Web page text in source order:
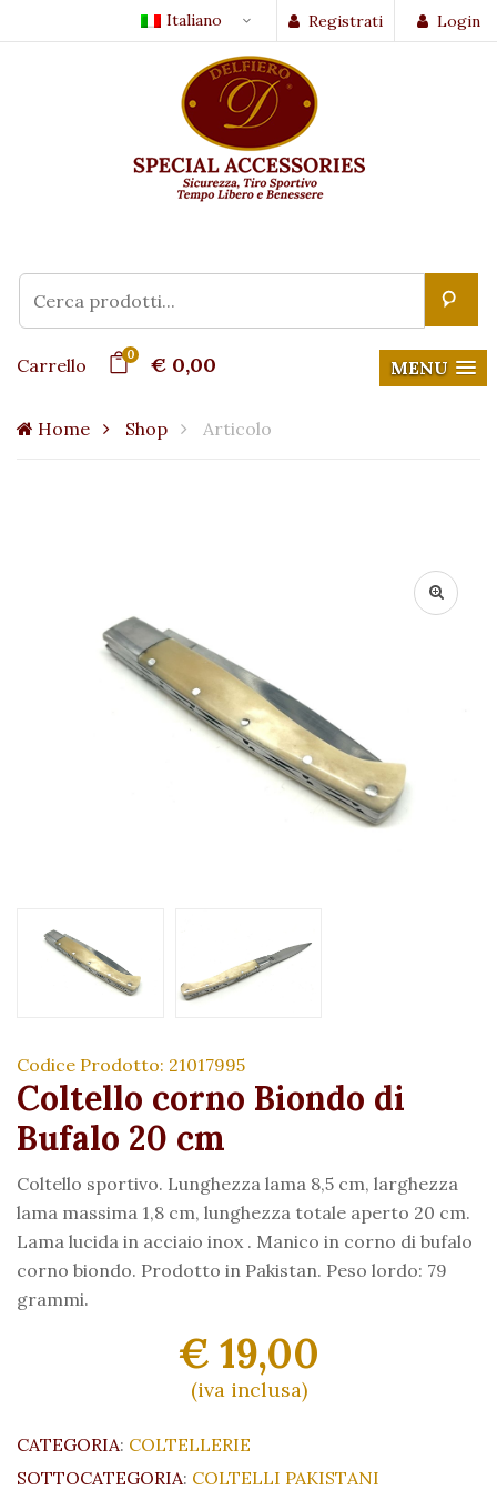
Login
Registrati
Italiano
Carrello 0 € 0,00 MENU
Home Shop Articolo
Codice Prodotto: 21017995
Coltello corno Biondo di
Bufalo 20 cm
Coltello sportivo. Lunghezza lama 8,5 cm, larghezza
lama massima 1,8 cm, lunghezza totale aperto 20 cm.
Lama lucida in acciaio inox . Manico in corno di bufalo
corno biondo. Prodotto in Pakistan. Peso lordo: 79
grammi.
€ 19,00
(iva inclusa)
CATEGORIA: COLTELLERIE
SOTTOCATEGORIA: COLTELLI PAKISTANI